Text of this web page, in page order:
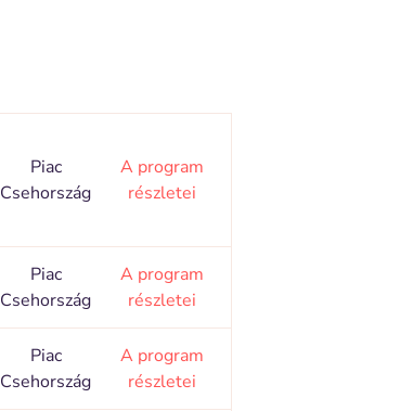
Piac
Csehország
A program
részletei
Piac
Csehország
A program
részletei
Piac
Csehország
A program
részletei